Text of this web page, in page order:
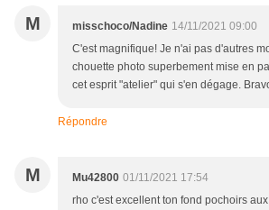
M misschoco/Nadine 14/11/2021 09:00
C'est magnifique! Je n'ai pas d'autres
chouette photo superbement mise en
cet esprit "atelier" qui s'en dégage.
Répondre
M Mu42800 01/11/2021 17:54
rho c'est excellent ton fond pochoirs